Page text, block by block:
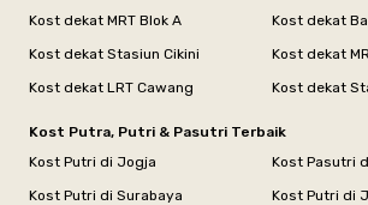
Kost dekat MRT Blok A
Kost dekat Stasiun Cikini
Kost dekat
Kost dekat LRT Cawang
Kost dekat
Kost Putra, Putri & Pasutri Terbaik
Kost Putri di Jogja
Kost Pasutri
Kost Putri di Surabaya
Kost Putri di